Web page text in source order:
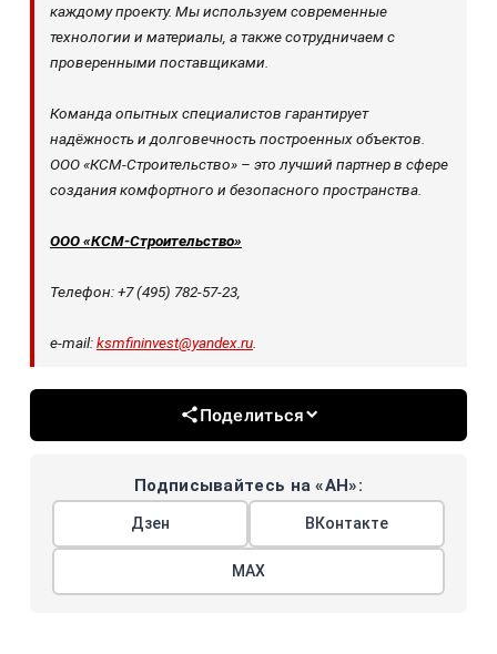
каждому проекту. Мы используем современные
технологии и материалы, а также сотрудничаем с
проверенными поставщиками.
Команда опытных специалистов гарантирует
надёжность и долговечность построенных объектов.
ООО «КСМ-Строительство» – это лучший партнер в сфере
создания комфортного и безопасного пространства.
ООО «КСМ-Строительство»
Телефон: +7 (495) 782-57-23,
e-mail:ksmfininvest@yandex.ru
Поделиться
Подписывайтесь на «АН»:
Дзен ВКонтакте
МАХ